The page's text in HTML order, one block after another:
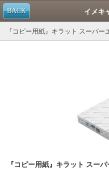
BACK イメキ
『コピー用紙』キラット スーパ
『コピー用紙』キラット スー